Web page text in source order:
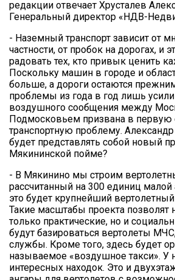
редакции отвечает Хрусталев
Генеральный директор «НДВ-
- Наземный транспорт зависит от
частности, от пробок на дорогах, и
радовать тех, кто привык ценить
Поскольку машин в городе и
больше, а дороги остаются
проблемы из года в год лишь
воздушного сообщения между
Подмосковьем призвана в первую
транспортную проблему.
будет представлять собой новый
Мякининской пойме?
- В Мякинино мы строим
рассчитанный на 300 единиц малой
это будет крупнейший
Такие масштабы проекта позволят
только практические, но и
будут базироваться вертолеты
службы. Кроме того, здесь будет
называемое «воздушное такси». У
интересных находок. Это и